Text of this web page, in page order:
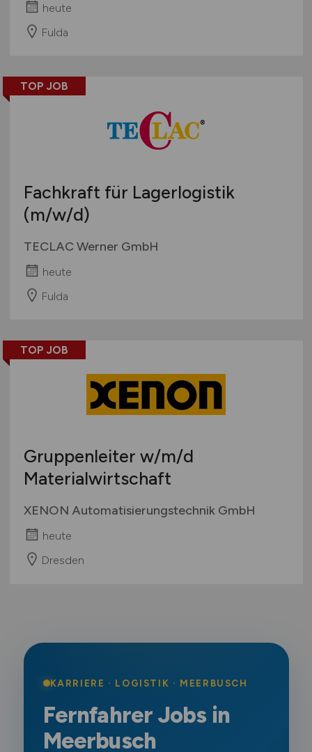
heute
Fulda
TOP JOB
Fachkraft für Lagerlogistik
(m/w/d)
TECLAC Werner GmbH
heute
Fulda
TOP JOB
Gruppenleiter w/m/d
Materialwirtschaft
XENON Automatisierungstechnik GmbH
heute
Dresden
KARRIERE · LOGISTIK · MEERBUSCH
Fernfahrer Jobs in
Meerbusch